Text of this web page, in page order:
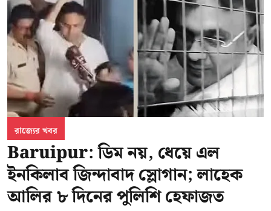
রাজ্যের খবর
Baruipur: ডিম নয়, ধেয়ে এল
ইনকিলাব জিন্দাবাদ স্লোগান; লাহেক
আলির ৮ দিনের পুলিশি হেফাজত